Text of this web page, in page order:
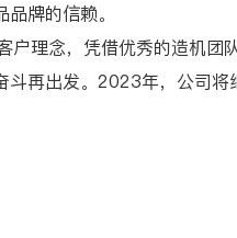
牌的信赖。
户理念，凭借优秀的造机团
再出发。2023年，公司